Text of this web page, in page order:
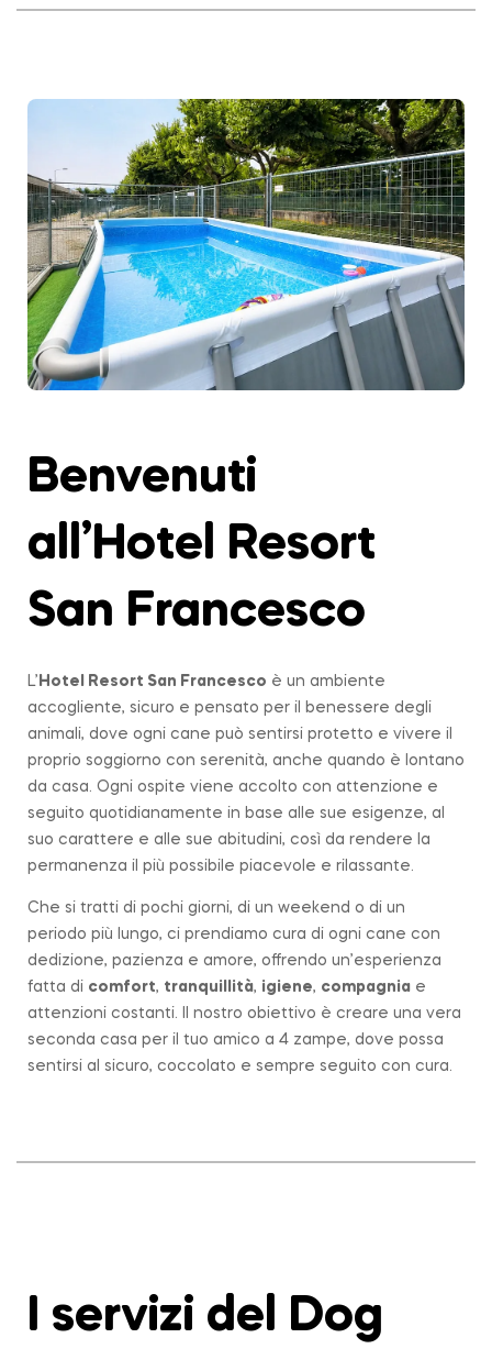
Benvenuti
all’Hotel Resort
San Francesco
L’ Hotel Resort San Francesco è un ambiente
accogliente, sicuro e pensato per il benessere degli
animali, dove ogni cane può sentirsi protetto e vivere il
proprio soggiorno con serenità, anche quando è lontano
da casa. Ogni ospite viene accolto con attenzione e
seguito quotidianamente in base alle sue esigenze, al
suo carattere e alle sue abitudini, così da rendere la
permanenza il più possibile piacevole e rilassante.
Che si tratti di pochi giorni, di un weekend o di un
periodo più lungo, ci prendiamo cura di ogni cane con
dedizione, pazienza e amore, offrendo un’esperienza
fatta di comfort, tranquillità, igiene, compagnia e
attenzioni costanti. Il nostro obiettivo è creare una vera
seconda casa per il tuo amico a 4 zampe, dove possa
sentirsi al sicuro, coccolato e sempre seguito con cura.
I servizi del Dog